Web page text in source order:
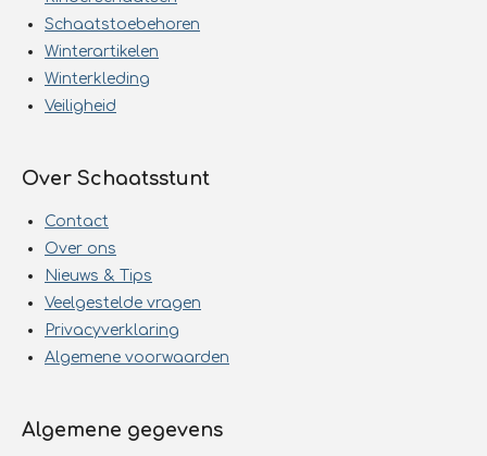
Schaatstoebehoren
Winterartikelen
Winterkleding
Veiligheid
Over Schaatsstunt
Contact
Over ons
Nieuws & Tips
Veelgestelde vragen
Privacyverklaring
Algemene voorwaarden
Algemene gegevens